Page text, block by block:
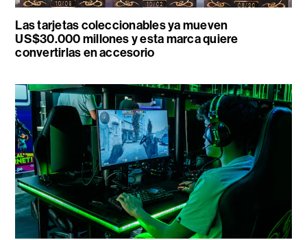
Las tarjetas coleccionables ya mueven
US$30.000 millones y esta marca quiere
convertirlas en accesorio